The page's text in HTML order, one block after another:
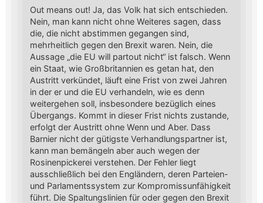
Out means out! Ja, das Volk hat sich entschieden.
Nein, man kann nicht ohne Weiteres sagen, dass
die, die nicht abstimmen gegangen sind,
mehrheitlich gegen den Brexit waren. Nein, die
Aussage „die EU will partout nicht“ ist falsch. Wenn
ein Staat, wie Großbritannien es getan hat, den
Austritt verkündet, läuft eine Frist von zwei Jahren
in der er und die EU verhandeln, wie es denn
weitergehen soll, insbesondere bezüglich eines
Übergangs. Kommt in dieser Frist nichts zustande,
erfolgt der Austritt ohne Wenn und Aber. Dass
Barnier nicht der gütigste Verhandlungspartner ist,
kann man bemängeln aber auch wegen der
Rosinenpickerei verstehen. Der Fehler liegt
ausschließlich bei den Engländern, deren Parteien-
und Parlamentssystem zur Kompromissunfähigkeit
führt. Die Spaltungslinien für oder gegen den Brexit